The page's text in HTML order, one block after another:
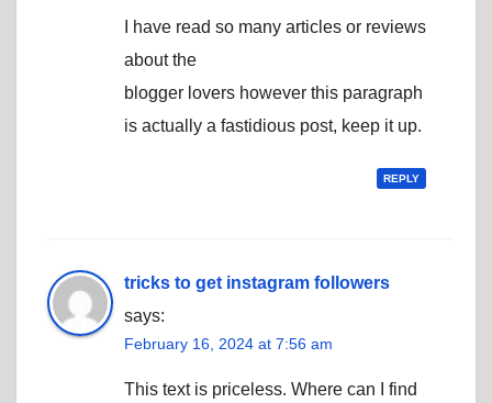
I have read so many articles or reviews
about the
blogger lovers however this paragraph
is actually a fastidious post, keep it up.
REPLY
tricks to get instagram followers
says:
February 16, 2024 at 7:56 am
This text is priceless. Where can I find